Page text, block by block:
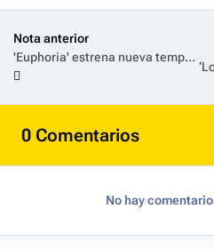
Nota anterior
'Euphoria' estrena nueva temporada el 12 de abril en HBO y HBO Max
0 Comentarios
No hay